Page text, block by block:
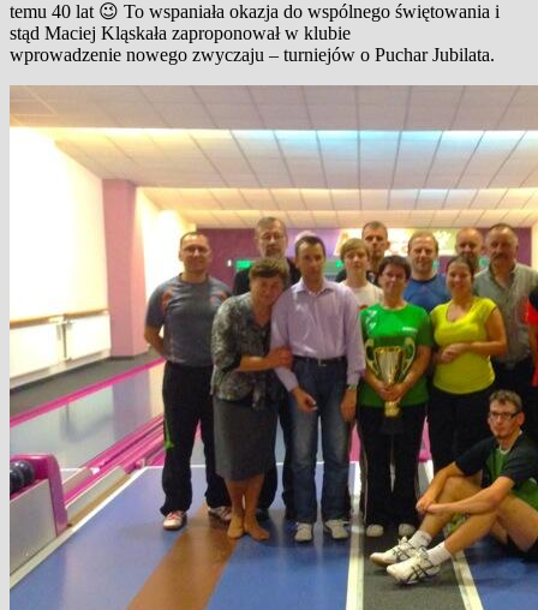
temu 40 lat 😉 To wspaniała okazja do wspólnego świętowania i
stąd Maciej Kląskała zaproponował w klubie
wprowadzenie nowego zwyczaju – turniejów o Puchar Jubilata.